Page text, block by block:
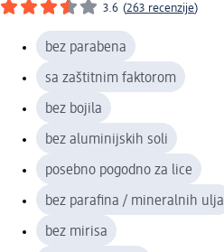
3.6 (263 recenzije)
bez parabena
sa zaštitnim faktorom
bez bojila
bez aluminijskih soli
posebno pogodno za lice
bez parafina / mineralnih ulja
bez mirisa